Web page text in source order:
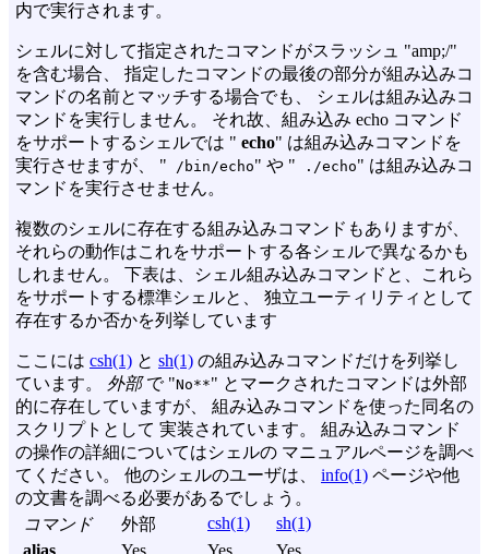
内で実行されます。
シェルに対して指定されたコマンドがスラッシュ "amp;/"
を含む場合、 指定したコマンドの最後の部分が組み込みコ
マンドの名前とマッチする場合でも、 シェルは組み込みコ
マンドを実行しません。 それ故、組み込み echo コマンド
をサポートするシェルでは " echo" は組み込みコマンドを
実行させますが、 " /bin/echo" や " ./echo" は組み込みコ
マンドを実行させません。
複数のシェルに存在する組み込みコマンドもありますが、
それらの動作はこれをサポートする各シェルで異なるかも
しれません。 下表は、シェル組み込みコマンドと、これら
をサポートする標準シェルと、 独立ユーティリティとして
存在するか否かを列挙しています
ここには csh(1) と sh(1) の組み込みコマンドだけを列挙し
ています。 外部で "No**" とマークされたコマンドは外部
的に存在していますが、 組み込みコマンドを使った同名の
スクリプトとして 実装されています。 組み込みコマンド
の操作の詳細についてはシェルの マニュアルページを調べ
てください。 他のシェルのユーザは、 info(1) ページや他
の文書を調べる必要があるでしょう。
コマンド
外部 csh(1)
sh(1)
alias
Yes Yes
Yes